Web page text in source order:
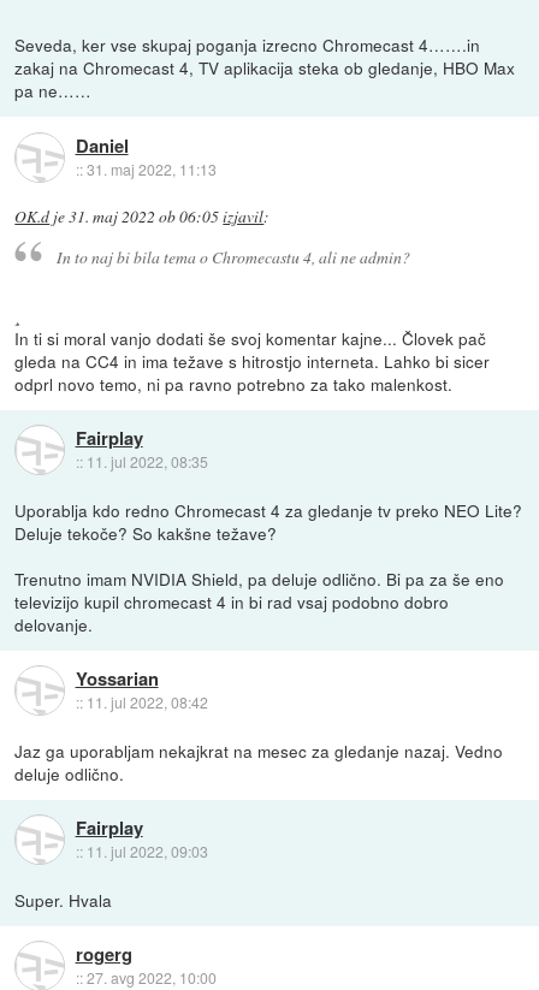
Seveda, ker vse skupaj poganja izrecno Chromecast 4…….in
zakaj na Chromecast 4, TV aplikacija steka ob gledanje, HBO Max
pa ne……
Daniel
::31. maj 2022, 11:13
OK.d je31. maj 2022 ob 06:05izjavil:
In to naj bi bila tema o Chromecastu 4, ali ne admin?
In ti si moral vanjo dodati še svoj komentar kajne... Človek pač
gleda na CC4 in ima težave s hitrostjo interneta. Lahko bi sicer
odprl novo temo, ni pa ravno potrebno za tako malenkost.
Fairplay
:: 11. jul 2022, 08:35
Uporablja kdo redno Chromecast 4 za gledanje tv preko NEO Lite?
Deluje tekoče? So kakšne težave?
Trenutno imam NVIDIA Shield, pa deluje odlično. Bi pa za še eno
televizijo kupil chromecast 4 in bi rad vsaj podobno dobro
delovanje.
Yossarian
:: 11. jul 2022, 08:42
Jaz ga uporabljam nekajkrat na mesec za gledanje nazaj. Vedno
deluje odlično.
Fairplay
:: 11. jul 2022, 09:03
Super. Hvala
rogerg
::27. avg 2022, 10:00